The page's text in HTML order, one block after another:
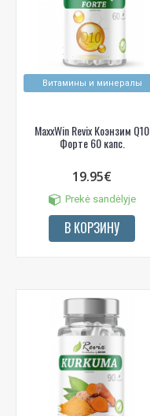
Витамины и минералы
MaxxWin Revix Коэнзим Q10
Форте 60 капс.
19.95€
Prekė sandėlyje
В КОРЗИНУ